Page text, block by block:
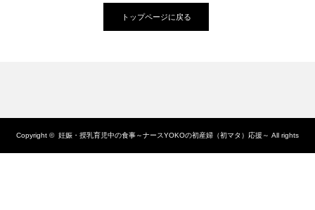
トップページに戻る
Copyright © 妊娠・授乳育児中の食事～ナースYOKOの初産婦（初マタ）応援～ All rights